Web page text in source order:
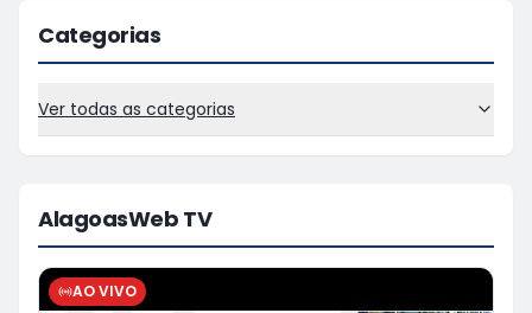
Categorias
Ver todas as categorias
AlagoasWeb TV
AO VIVO